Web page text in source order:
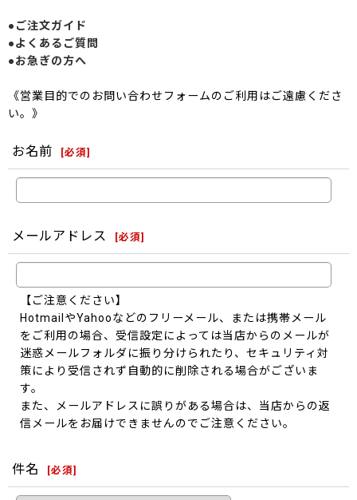
●ご注文ガイド
●よくあるご質問
●お急ぎの方へ
《営業目的でのお問い合わせフォームのご利用はご遠慮くださ
い。》
お名前 [必須]
メールアドレス [必須]
【ご注意ください】
HotmailやYahooなどのフリーメール、または携帯メール
をご利用の場合、受信設定によっては当店からのメールが
迷惑メールフォルダに振り分けられたり、セキュリティ対
策により受信されず自動的に削除される場合がございま
す。
また、メールアドレスに誤りがある場合は、当店からの返
信メールをお届けできませんのでご注意ください。
件名 [必須]